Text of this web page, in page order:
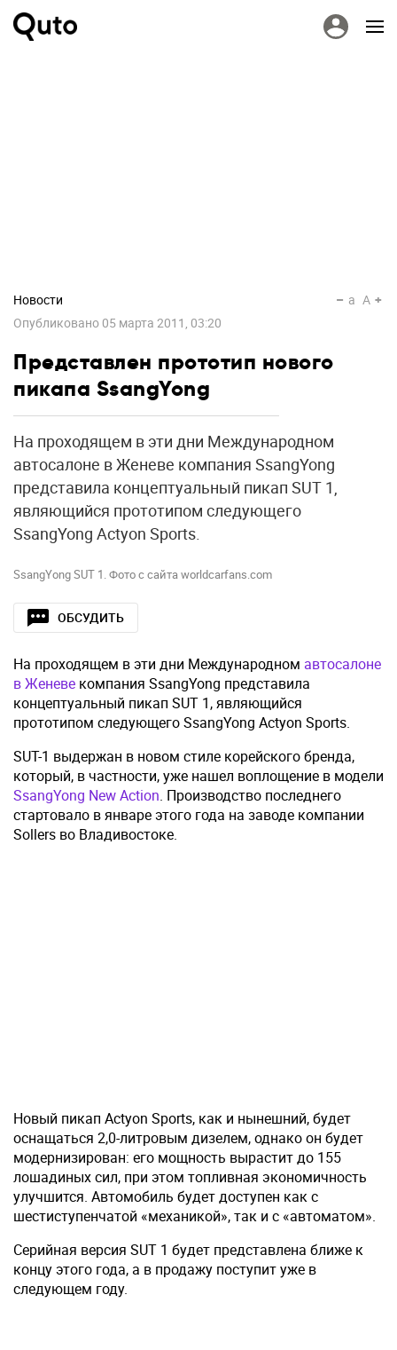
Новости
Опубликовано 05 марта 2011, 03:20
a A
Представлен прототип нового
пикапа SsangYong
На проходящем в эти дни Международном
автосалоне в Женеве компания SsangYong
представила концептуальный пикап SUT 1,
являющийся прототипом следующего
SsangYong Actyon Sports.
SsangYong SUT 1. Фото с сайта worldcarfans.com
ОБСУДИТЬ
На проходящем в эти дни Международном автосалоне
в Женеве компания SsangYong представила
концептуальный пикап SUT 1, являющийся
прототипом следующего SsangYong Actyon Sports.
SUT-1 выдержан в новом стиле корейского бренда,
который, в частности, уже нашел воплощение в модели
SsangYong New Action. Производство последнего
стартовало в январе этого года на заводе компании
Sollers во Владивостоке.
Новый пикап Actyon Sports, как и нынешний, будет
оснащаться 2,0-литровым дизелем, однако он будет
модернизирован: его мощность вырастит до 155
лошадиных сил, при этом топливная экономичность
улучшится. Автомобиль будет доступен как с
шестиступенчатой «механикой», так и с «автоматом».
Серийная версия SUT 1 будет представлена ближе к
концу этого года, а в продажу поступит уже в
следующем году.